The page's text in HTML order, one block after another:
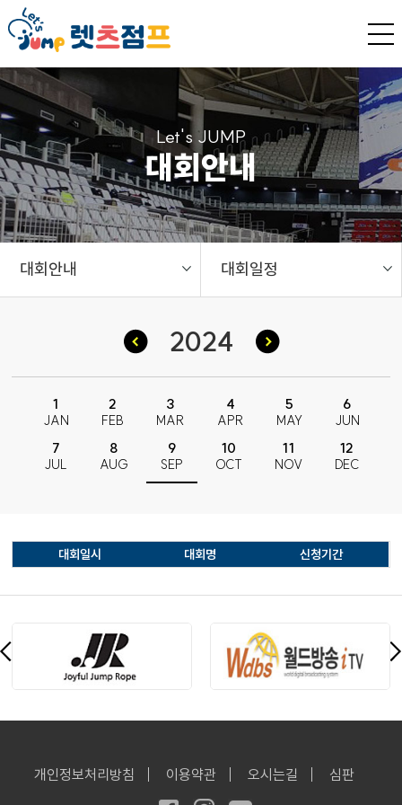
Let's JUMP
대회안내
대회안내 대회일정
2024
1
JAN
2
FEB
3
MAR
4
APR
5
MAY
6
JUN
7
JUL
8
AUG
9
SEP
10
OCT
11
NOV
12
DEC
대회일시 대회명 신청기간
개인정보처리방침 이용약관 오시는길 심판